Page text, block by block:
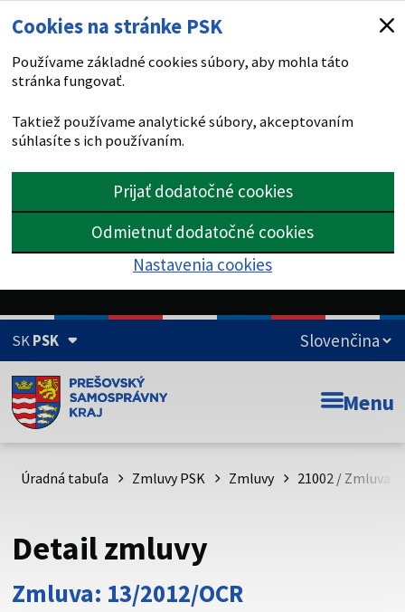
Cookies na stránke PSK
Používame základné cookies súbory, aby mohla táto
stránka fungovať.
Taktiež používame analytické súbory, akceptovaním
súhlasíte s ich používaním.
Prijať dodatočné cookies
Odmietnuť dodatočné cookies
Nastavenia cookies
SKPSK
Doména psk.sk je oficiálna
Toto je oficiálna webová stránka Prešovského
psk.sk.
Buďte pozorní a vždy sa uistite, že zdieľate informácie iba
cez zabezpečenú webovú stránku. Zabezpečená stránka
vždy začína https:// pred názvom domény webového sídla.
Menu
Úradná tabuľa Zmluvy PSK Zmluvy 21002 / Zmluva
Detail zmluvy
Zmluva: 13/2012/OCR